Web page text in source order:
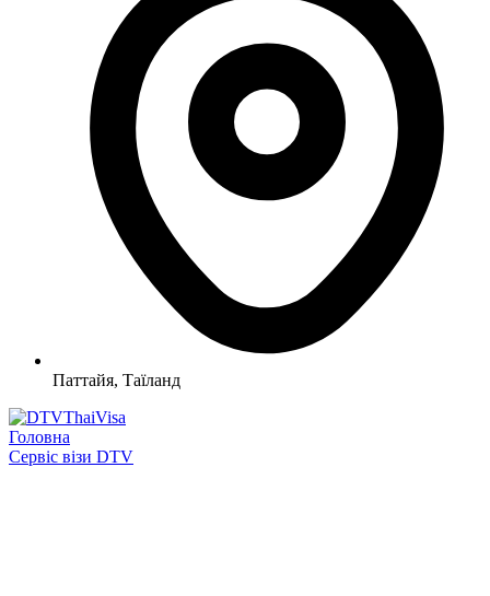
Паттайя, Таїланд
Головна
Сервіс візи DTV